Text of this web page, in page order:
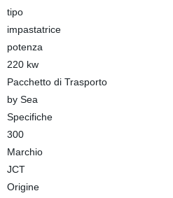
tipo
impastatrice
potenza
220 kw
Pacchetto di Trasporto
by Sea
Specifiche
300
Marchio
JCT
Origine